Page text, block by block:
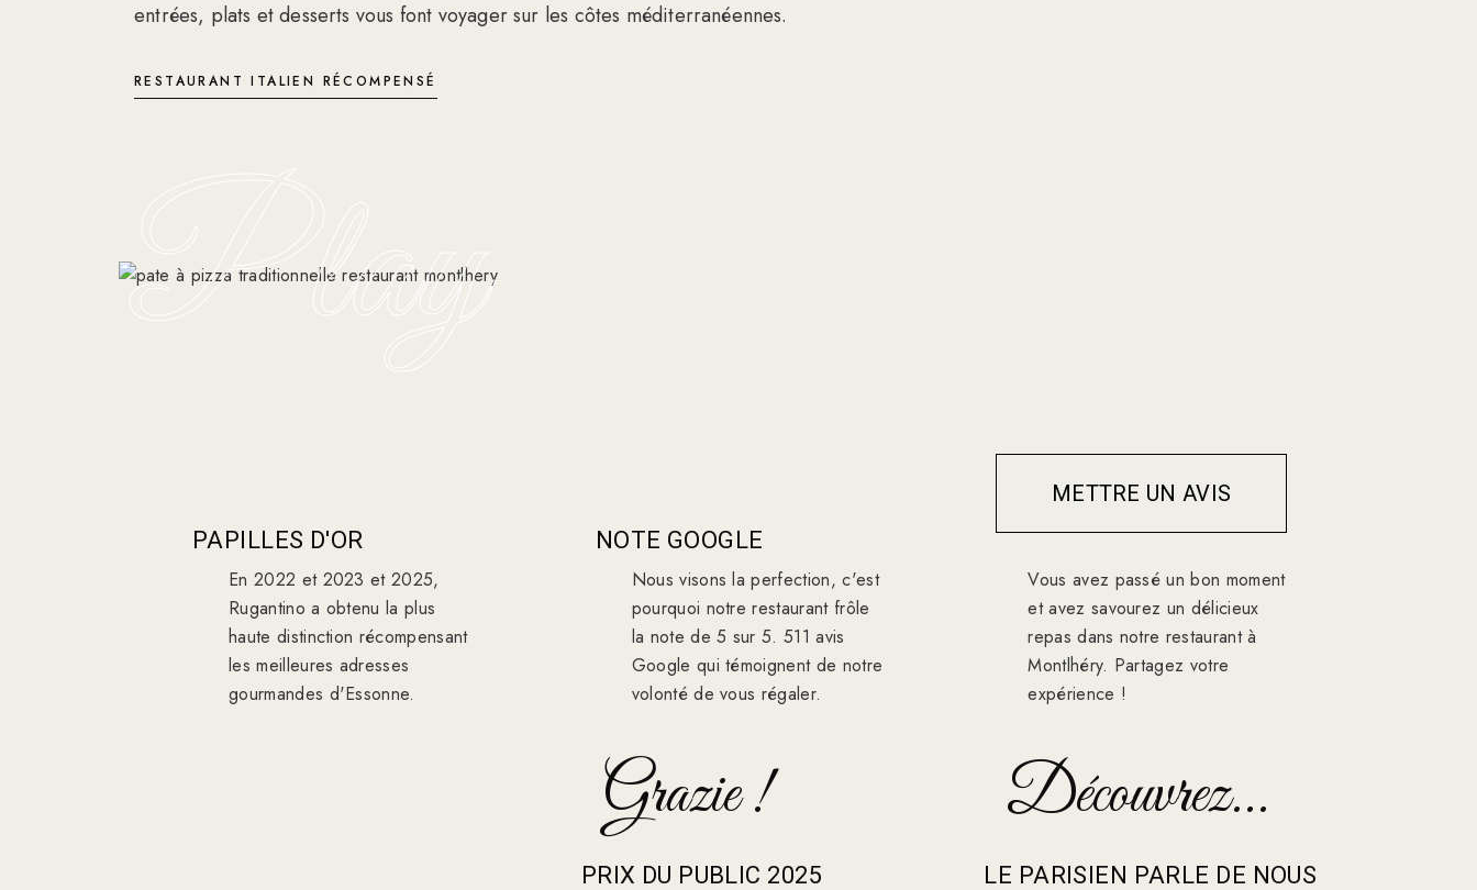
entrées, plats et desserts vous font voyager sur les côtes méditerranéennes.
RESTAURANT ITALIEN RÉCOMPENSÉ
Play
Play
PAPILLES D'OR
En 2022 et 2023 et 2025,
Rugantino a obtenu la plus
haute distinction récompensant
les meilleures adresses
gourmandes d'Essonne.
NOTE GOOGLE
Nous visons la perfection, c'est
pourquoi notre restaurant frôle
la note de 5 sur 5. 511 avis
Google qui témoignent de notre
volonté de vous régaler.
METTRE UN AVIS
Vous avez passé un bon moment
et avez savourez un délicieux
repas dans notre restaurant à
Montlhéry. Partagez votre
expérience !
Grazie !
PRIX DU PUBLIC 2025
Découvrez...
LE PARISIEN PARLE DE NOUS